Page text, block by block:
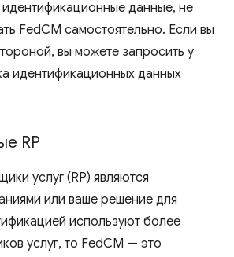
данные, не
FedCM самостоятельно. Если вы
вы можете запросить у
идентификационных данных
RP
услуг (RP) являются
или ваше решение для
используют более
услуг, то FedCM — это